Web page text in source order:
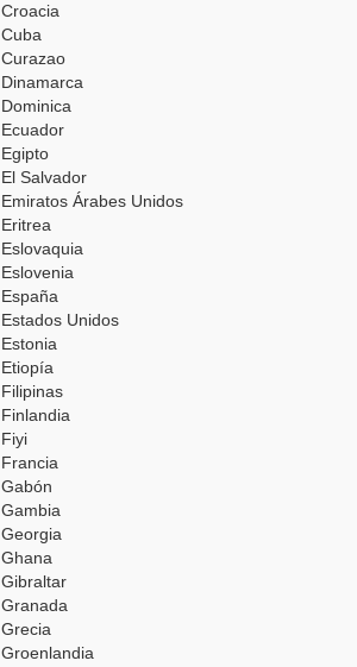
Croacia
Cuba
Curazao
Dinamarca
Dominica
Ecuador
Egipto
El Salvador
Emiratos Árabes Unidos
Eritrea
Eslovaquia
Eslovenia
España
Estados Unidos
Estonia
Etiopía
Filipinas
Finlandia
Fiyi
Francia
Gabón
Gambia
Georgia
Ghana
Gibraltar
Granada
Grecia
Groenlandia